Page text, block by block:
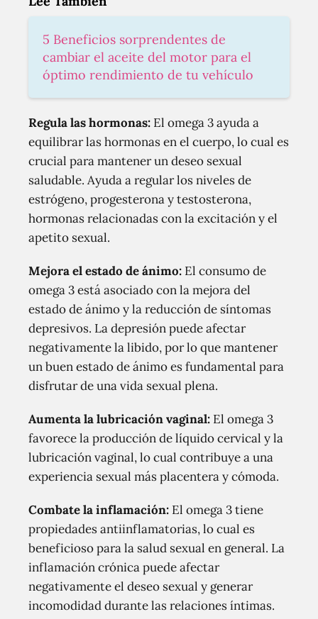
5 Beneficios sorprendentes de
cambiar el aceite del motor para el
óptimo rendimiento de tu vehículo
Regula las hormonas: El omega 3 ayuda a
equilibrar las hormonas en el cuerpo, lo cual es
crucial para mantener un deseo sexual
saludable. Ayuda a regular los niveles de
estrógeno, progesterona y testosterona,
hormonas relacionadas con la excitación y el
apetito sexual.
Mejora el estado de ánimo: El consumo de
omega 3 está asociado con la mejora del
estado de ánimo y la reducción de síntomas
depresivos. La depresión puede afectar
negativamente la libido, por lo que mantener
un buen estado de ánimo es fundamental para
disfrutar de una vida sexual plena.
Aumenta la lubricación vaginal: El omega 3
favorece la producción de líquido cervical y la
lubricación vaginal, lo cual contribuye a una
experiencia sexual más placentera y cómoda.
Combate la inflamación: El omega 3 tiene
propiedades antiinflamatorias, lo cual es
beneficioso para la salud sexual en general. La
inflamación crónica puede afectar
negativamente el deseo sexual y generar
incomodidad durante las relaciones íntimas.